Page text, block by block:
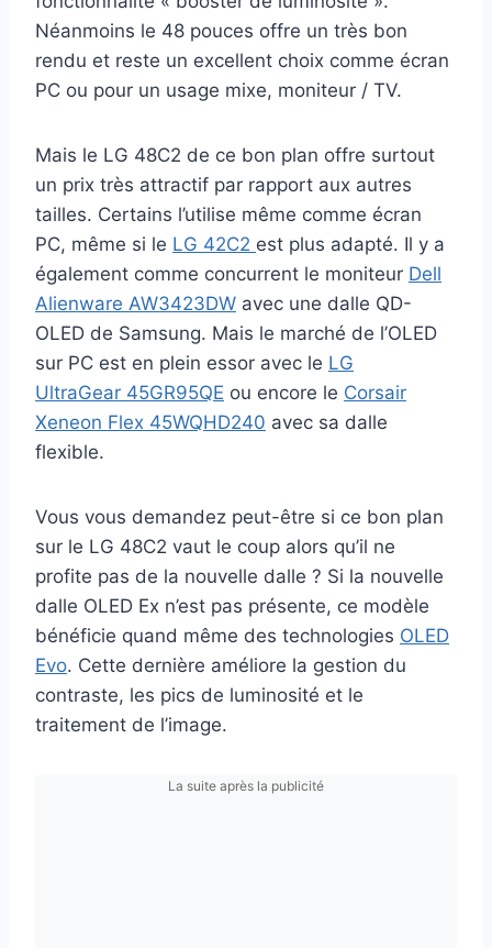
Néanmoins le 48 pouces offre un très bon
rendu et reste un excellent choix comme écran
PC ou pour un usage mixe, moniteur / TV.
Mais le LG 48C2 de ce bon plan offre surtout
un prix très attractif par rapport aux autres
tailles. Certains l’utilise même comme écran
PC, même si le LG 42C2 est plus adapté. Il y a
également comme concurrent le moniteur Dell
Alienware AW3423DW avec une dalle QD-
OLED de Samsung. Mais le marché de l’OLED
sur PC est en plein essor avec le LG
UltraGear 45GR95QE ou encore le Corsair
Xeneon Flex 45WQHD240 avec sa dalle
flexible.
Vous vous demandez peut-être si ce bon plan
sur le LG 48C2 vaut le coup alors qu’il ne
profite pas de la nouvelle dalle ? Si la nouvelle
dalle OLED Ex n’est pas présente, ce modèle
bénéficie quand même des technologies OLED
Evo. Cette dernière améliore la gestion du
contraste, les pics de luminosité et le
traitement de l’image.
La suite après la publicité